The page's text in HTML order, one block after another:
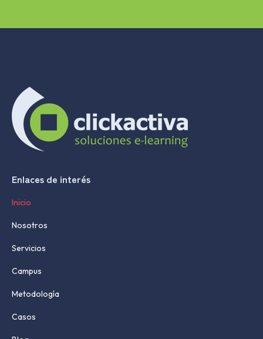
Enlaces de interés
Inicio
Nosotros
Servicios
Campus
Metodología
Casos